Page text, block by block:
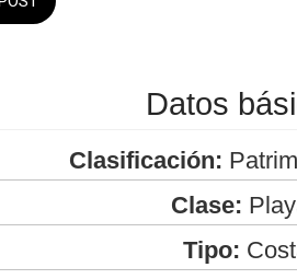
Datos
Clasificación:
Clase:
Tipo: